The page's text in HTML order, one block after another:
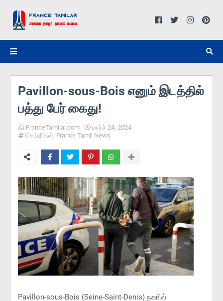
Pavillon-sous-Bois எனும் இடத்தில்
பத்து பேர் கைது!
FranceTamilar.com
மார்ச் 24, 2024
செய்திகள். France Tamil News
Pavillon-sous-Bois (Seine-Saint-Denis) நகரில்